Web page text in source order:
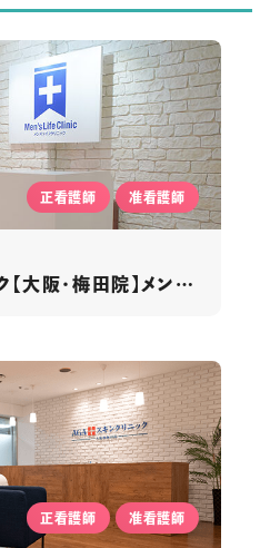
正看護師 准看護師
メンズライフクリニック【大阪・梅田院】メンズ専門クリニック
正看護師 准看護師